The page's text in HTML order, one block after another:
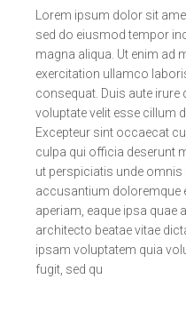
Lorem ipsum dolor sit
sed do eiusmod tempor
magna aliqua. Ut enim ad
exercitation ullamco
consequat. Duis aute irure
voluptate velit esse cillum
Excepteur sint occaecat
culpa qui officia deserunt
ut perspiciatis unde
accusantium doloremque
aperiam, eaque ipsa quae
architecto beatae vitae
ipsam voluptatem quia
fugit, sed qu